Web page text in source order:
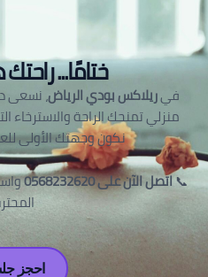
ختامًا...
فيريلاكس بودي الرياض، نسعى
منزلي تمنحك الراحة والاسترخاء
نكون وجهتك الأولى
📞اتصل الآن على 0568232620
احجز